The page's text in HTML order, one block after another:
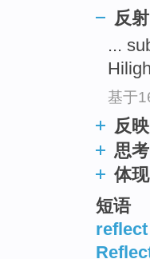
反射
...
基于
反映
思考
体现
短语